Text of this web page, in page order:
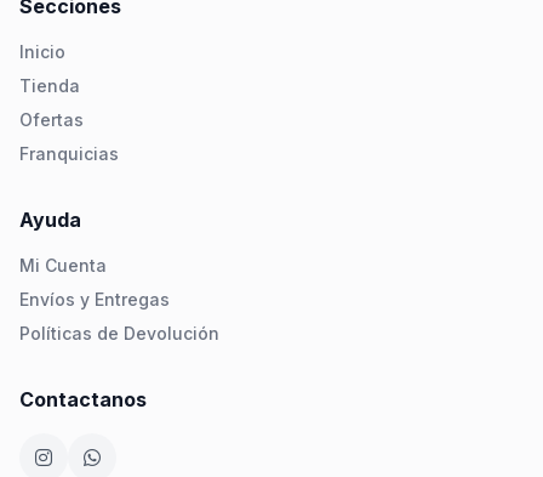
Secciones
Inicio
Tienda
Ofertas
Franquicias
Ayuda
Mi Cuenta
Envíos y Entregas
Políticas de Devolución
Contactanos